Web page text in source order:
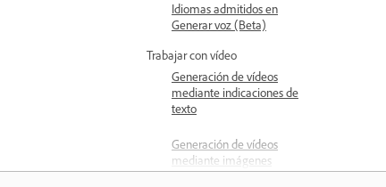
Idiomas admitidos en
Generar voz (Beta)
Trabajar con vídeo
Generación de vídeos
mediante indicaciones de
texto
Generación de vídeos
mediante imágenes